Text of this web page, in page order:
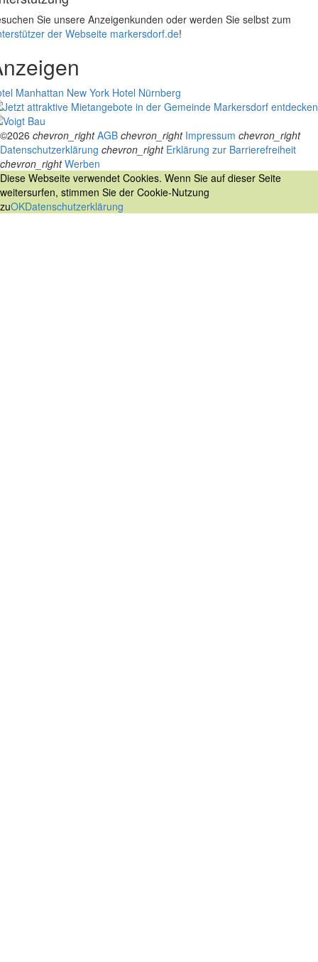
Sie unsere Anzeigenkunden oder werden Sie selbst zum
der Webseite markersdorf.de!
Manhattan New York Hotel Nürnberg
©2026 chevron_right AGB chevron_right Impressum chevron_right
Datenschutzerklärung chevron_right Erklärung zur Barrierefreiheit
chevron_right Werben
Diese Webseite verwendet Cookies. Wenn Sie auf dieser Seite
weitersurfen, stimmen Sie der Cookie-Nutzung
zuOKDatenschutzerklärung